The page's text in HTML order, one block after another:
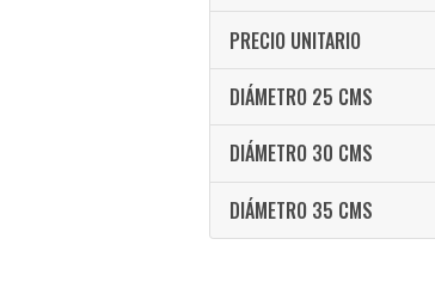
PRECIO UNITARIO
DIÁMETRO 25 CMS
DIÁMETRO 30 CMS
DIÁMETRO 35 CMS